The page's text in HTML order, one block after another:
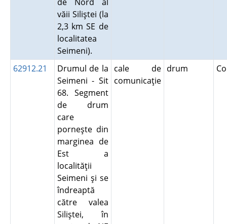
văii Siliştei (la
2,3 km SE de
localitatea
Seimeni).
62912.21
Drumul de la
Seimeni - Sit
68. Segment
de drum
care
porneşte din
marginea de
Est a
localităţii
Seimeni şi se
îndreaptă
către valea
Siliştei, în
cale de
comunicaţie
drum